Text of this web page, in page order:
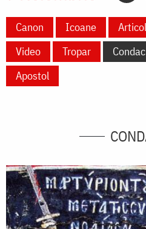
Canon Icoane
Video
Tropar Condac
Apostol